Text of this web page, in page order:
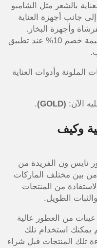
بالشعر مثل الشامبو
جانب أجهزة العناية
وأجهزة البخار.
وكلما ارتفعت قيمة سلتك، زادت قيمة خصم 10% عند تطبيق
الملونة وأدوات العناية
الآن: (GOLD)
.
وكيف
نايس ون الفريدة من
من بين مختلف الماركات
من المنتجات
الطويل.
من العطور عالية
يمكنك استخدام تلك
تلك المنتجات قبل شراء